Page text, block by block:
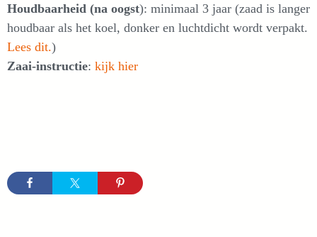
Houdbaarheid (na oogst): minimaal 3 jaar (zaad is langer
houdbaar als het koel, donker en luchtdicht wordt verpakt.
Lees dit.)
Zaai-instructie: kijk hier